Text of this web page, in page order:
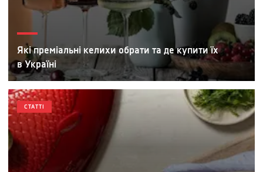
Які преміальні келихи обрати та де купити їх
в Україні
СТАТТІ